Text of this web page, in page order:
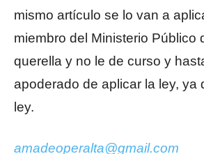
mismo artículo se lo van a
miembro del Ministerio Público
querella y no le de curso y
apoderado de aplicar la ley, ya
ley.
amadeoperalta@gmail.com